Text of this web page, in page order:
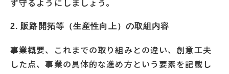
2. 販路開拓等（生産性向上）の取組内容
事業概要、これまでの取り組みとの違い、創意工夫
した点、事業の具体的な進め方という要素を記載し